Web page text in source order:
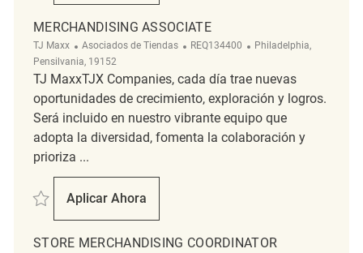
MERCHANDISING ASSOCIATE
TJ Maxx Categoría
Asociados de Tiendas ReqId
REQ134400 Ubicación
Philadelphia,
Pensilvania, 19152
TJ MaxxTJX Companies, cada día trae nuevas
oportunidades de crecimiento, exploración y logros.
Será incluido en nuestro vibrante equipo que
adopta la diversidad, fomenta la colaboración y
prioriza ...
Salvar Merchandising Associate REQ134400
Aplicar Ahora
Merchandising Associate
STORE MERCHANDISING COORDINATOR